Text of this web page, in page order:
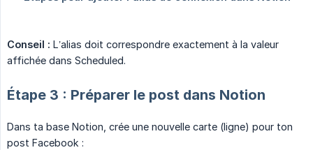
Conseil : L’alias doit correspondre exactement à la valeur
affichée dans Scheduled.
Étape 3 : Préparer le post dans Notion
Dans ta base Notion, crée une nouvelle carte (ligne) pour ton
post Facebook :